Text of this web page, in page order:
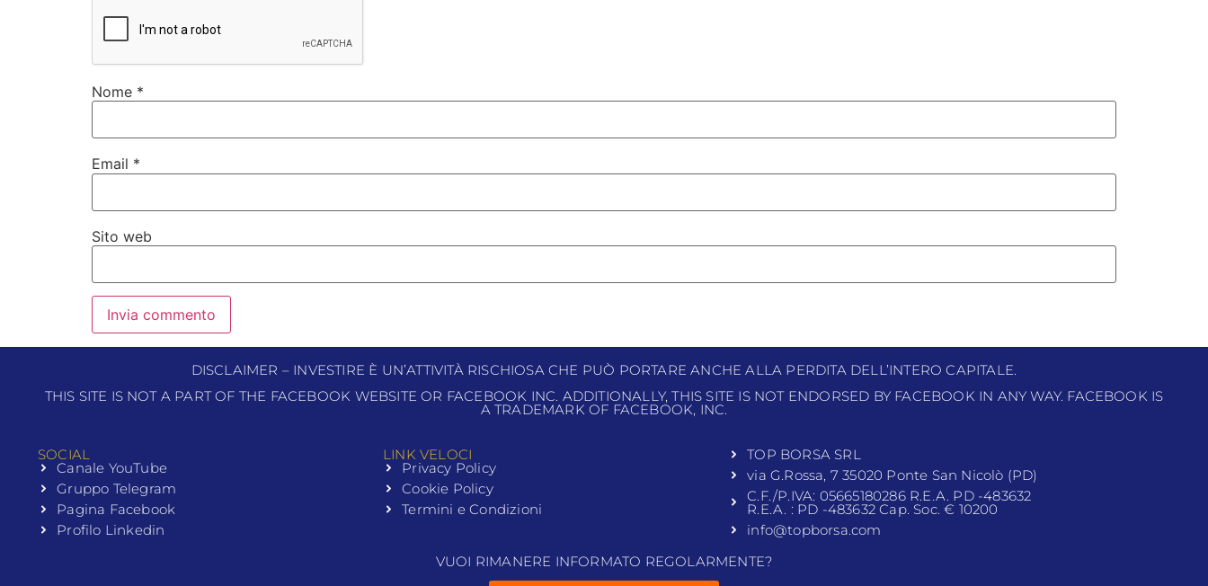
Nome *
Email *
Sito web
DISCLAIMER – INVESTIRE È UN’ATTIVITÀ RISCHIOSA CHE PUÒ PORTARE ANCHE ALLA PERDITA DELL’INTERO CAPITALE.
THIS SITE IS NOT A PART OF THE FACEBOOK WEBSITE OR FACEBOOK INC. ADDITIONALLY, THIS SITE IS NOT ENDORSED BY FACEBOOK IN ANY WAY. FACEBOOK IS
A TRADEMARK OF FACEBOOK, INC.
SOCIAL
Canale YouTube
Gruppo Telegram
Pagina Facebook
Profilo Linkedin
LINK VELOCI
Privacy Policy
Cookie Policy
Termini e Condizioni
TOP BORSA SRL
via G.Rossa, 7 35020 Ponte San Nicolò (PD)
C.F./P.IVA: 05665180286 R.E.A. PD -483632
R.E.A. : PD -483632 Cap. Soc. € 10200
info@topborsa.com
VUOI RIMANERE INFORMATO REGOLARMENTE?